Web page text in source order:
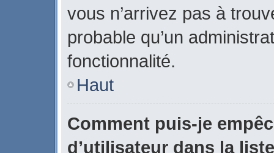
vous n’arrivez pas à
probable qu’un
fonctionnalité.
Haut
Comment puis-je
d’utilisateur dans la